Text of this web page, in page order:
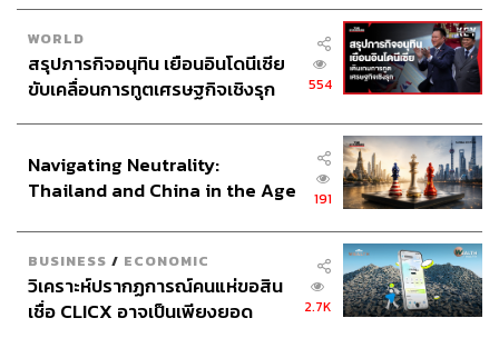
คุณสมบัติ
ฐานข้อมูลมีความสำคัญสำหรับคนรุ่นใหม่
สติธร ธนานิธิโชติ ผอ.สำนักนวัตกรรมเพื่อประชาธิปไตย
สถาบันพระปกเกล้า กล่าวว่าตอนคิดแพลตฟอร์ม BKK
Follow-up เกิดจากความรู้สึกว่าหลังเลือกตั้งทั่วไปปี 2562
แล้ว การเลือกตั้งผู้ว่าฯ กทม. น่าจะตามมาในเร็ววัน
แต่ปรากฏว่าตอนนี้ปี 2565 แล้ว ก็ยังลุ้นอยู่ว่าจะได้เลือกไหม
ความตื่นตัวของคนในการเลือกตั้งปี 2562 มีความน่าสนใจ
WORLD
สรุปภารกิจอนุทิน เยือนอินโดนีเซีย
ขับเคลื่อนการทูตเศรษฐกิจเชิงรุก
554
Navigating Neutrality:
Thailand and China in the Age
191
BUSINESS / ECONOMIC
วิเคราะห์ปรากฏการณ์คนแห่ขอสิน
เชื่อ CLICX อาจเป็นเพียงยอด
2.7K